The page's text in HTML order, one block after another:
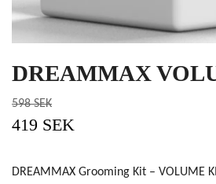
DREAMMAX
598 SEK
419 SEK
DREAMMAX Grooming Kit – VOLUME